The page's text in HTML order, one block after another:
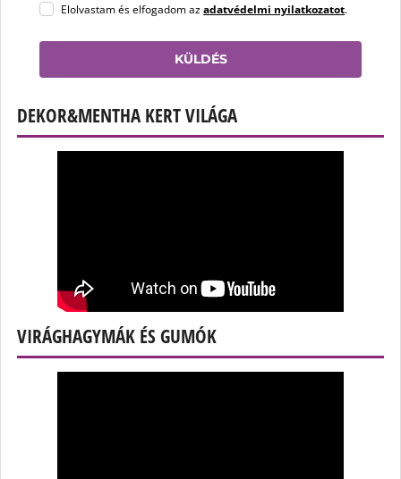
Elolvastam és elfogadom azadatvédelmi nyilatkozatot.
KÜLDÉS
DEKOR&MENTHA KERT VILÁGA
VIRÁGHAGYMÁK ÉS GUMÓK